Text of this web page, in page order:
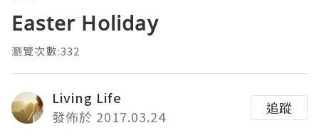
Easter Holiday
瀏覽次數:332
Living Life
發佈於 2017.03.24
追蹤